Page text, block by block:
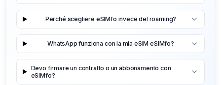
Perché scegliere eSIMfo invece del roaming?
WhatsApp funziona con la mia eSIM eSIMfo?
Devo firmare un contratto o un abbonamento con
eSIMfo?